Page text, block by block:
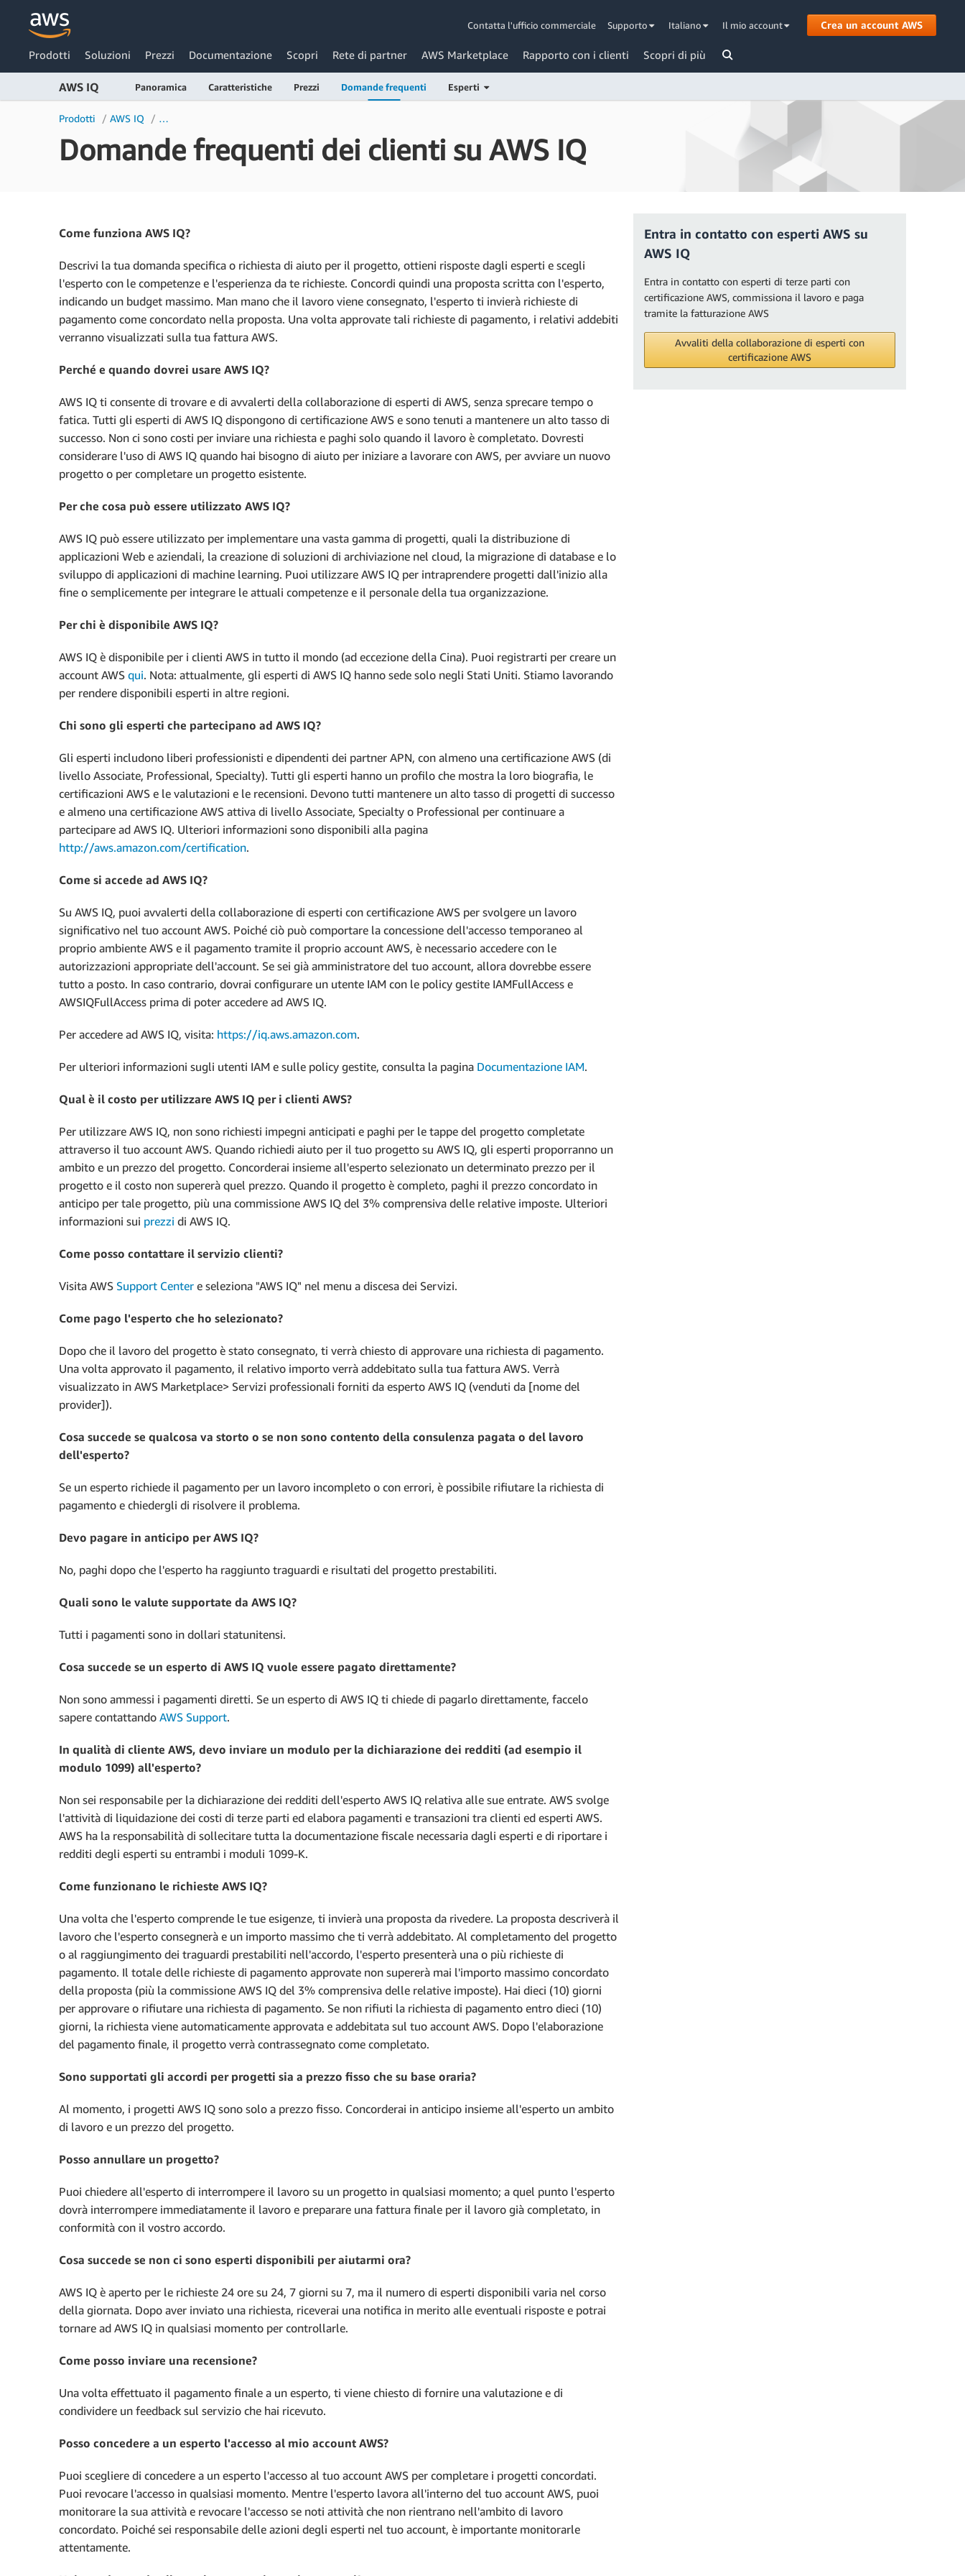
Contatta l'ufficio commerciale Supporto Italiano Il mio account Crea un account AWS
Prodotti Soluzioni Prezzi Documentazione Scopri Rete di partner AWS Marketplace Rapporto con i clienti Scopri di più
AWS IQ Panoramica Caratteristiche Prezzi Domande frequenti Esperti
Prodotti AWS IQ
Domande frequenti dei clienti su AWS IQ
Come funziona AWS IQ?
Descrivi la tua domanda specifica o richiesta di aiuto per il progetto, ottieni risposte dagli esperti e scegli
l'esperto con le competenze e l'esperienza da te richieste. Concordi quindi una proposta scritta con l'esperto,
indicando un budget massimo. Man mano che il lavoro viene consegnato, l'esperto ti invierà richieste di
pagamento come concordato nella proposta. Una volta approvate tali richieste di pagamento, i relativi addebiti
verranno visualizzati sulla tua fattura AWS.
Perché e quando dovrei usare AWS IQ?
AWS IQ ti consente di trovare e di avvalerti della collaborazione di esperti di AWS, senza sprecare tempo o
fatica. Tutti gli esperti di AWS IQ dispongono di certificazione AWS e sono tenuti a mantenere un alto tasso di
successo. Non ci sono costi per inviare una richiesta e paghi solo quando il lavoro è completato. Dovresti
considerare l'uso di AWS IQ quando hai bisogno di aiuto per iniziare a lavorare con AWS, per avviare un nuovo
progetto o per completare un progetto esistente.
Per che cosa può essere utilizzato AWS IQ?
AWS IQ può essere utilizzato per implementare una vasta gamma di progetti, quali la distribuzione di
applicazioni Web e aziendali, la creazione di soluzioni di archiviazione nel cloud, la migrazione di database e lo
sviluppo di applicazioni di machine learning. Puoi utilizzare AWS IQ per intraprendere progetti dall'inizio alla
fine o semplicemente per integrare le attuali competenze e il personale della tua organizzazione.
Per chi è disponibile AWS IQ?
AWS IQ è disponibile per i clienti AWS in tutto il mondo (ad eccezione della Cina). Puoi registrarti per creare un
account AWS qui. Nota: attualmente, gli esperti di AWS IQ hanno sede solo negli Stati Uniti. Stiamo lavorando
per rendere disponibili esperti in altre regioni.
Chi sono gli esperti che partecipano ad AWS IQ?
Gli esperti includono liberi professionisti e dipendenti dei partner APN, con almeno una certificazione AWS (di
livello Associate, Professional, Specialty). Tutti gli esperti hanno un profilo che mostra la loro biografia, le
certificazioni AWS e le valutazioni e le recensioni. Devono tutti mantenere un alto tasso di progetti di successo
e almeno una certificazione AWS attiva di livello Associate, Specialty o Professional per continuare a
partecipare ad AWS IQ. Ulteriori informazioni sono disponibili alla pagina
http://aws.amazon.com/certification.
Come si accede ad AWS IQ?
Su AWS IQ, puoi avvalerti della collaborazione di esperti con certificazione AWS per svolgere un lavoro
significativo nel tuo account AWS. Poiché ciò può comportare la concessione dell'accesso temporaneo al
proprio ambiente AWS e il pagamento tramite il proprio account AWS, è necessario accedere con le
autorizzazioni appropriate dell'account. Se sei già amministratore del tuo account, allora dovrebbe essere
tutto a posto. In caso contrario, dovrai configurare un utente IAM con le policy gestite IAMFullAccess e
AWSIQFullAccess prima di poter accedere ad AWS IQ.
Per accedere ad AWS IQ, visita: https://iq.aws.amazon.com.
Per ulteriori informazioni sugli utenti IAM e sulle policy gestite, consulta la pagina Documentazione IAM.
Qual è il costo per utilizzare AWS IQ per i clienti AWS?
Per utilizzare AWS IQ, non sono richiesti impegni anticipati e paghi per le tappe del progetto completate
attraverso il tuo account AWS. Quando richiedi aiuto per il tuo progetto su AWS IQ, gli esperti proporranno un
ambito e un prezzo del progetto. Concorderai insieme all'esperto selezionato un determinato prezzo per il
progetto e il costo non supererà quel prezzo. Quando il progetto è completo, paghi il prezzo concordato in
anticipo per tale progetto, più una commissione AWS IQ del 3% comprensiva delle relative imposte. Ulteriori
informazioni sui prezzi di AWS IQ.
Come posso contattare il servizio clienti?
Visita AWS Support Center e seleziona "AWS IQ" nel menu a discesa dei Servizi.
Come pago l'esperto che ho selezionato?
Dopo che il lavoro del progetto è stato consegnato, ti verrà chiesto di approvare una richiesta di pagamento.
Una volta approvato il pagamento, il relativo importo verrà addebitato sulla tua fattura AWS. Verrà
visualizzato in AWS Marketplace> Servizi professionali forniti da esperto AWS IQ (venduti da [nome del
provider]).
Cosa succede se qualcosa va storto o se non sono contento della consulenza pagata o del lavoro
dell'esperto?
Se un esperto richiede il pagamento per un lavoro incompleto o con errori, è possibile rifiutare la richiesta di
pagamento e chiedergli di risolvere il problema.
Devo pagare in anticipo per AWS IQ?
No, paghi dopo che l'esperto ha raggiunto traguardi e risultati del progetto prestabiliti.
Quali sono le valute supportate da AWS IQ?
Tutti i pagamenti sono in dollari statunitensi.
Cosa succede se un esperto di AWS IQ vuole essere pagato direttamente?
Non sono ammessi i pagamenti diretti. Se un esperto di AWS IQ ti chiede di pagarlo direttamente, faccelo
sapere contattando AWS Support.
In qualità di cliente AWS, devo inviare un modulo per la dichiarazione dei redditi (ad esempio il
modulo 1099) all'esperto?
Non sei responsabile per la dichiarazione dei redditi dell'esperto AWS IQ relativa alle sue entrate. AWS svolge
l'attività di liquidazione dei costi di terze parti ed elabora pagamenti e transazioni tra clienti ed esperti AWS.
AWS ha la responsabilità di sollecitare tutta la documentazione fiscale necessaria dagli esperti e di riportare i
redditi degli esperti su entrambi i moduli 1099-K.
Come funzionano le richieste AWS IQ?
Una volta che l'esperto comprende le tue esigenze, ti invierà una proposta da rivedere. La proposta descriverà il
lavoro che l'esperto consegnerà e un importo massimo che ti verrà addebitato. Al completamento del progetto
o al raggiungimento dei traguardi prestabiliti nell'accordo, l'esperto presenterà una o più richieste di
pagamento. Il totale delle richieste di pagamento approvate non supererà mai l'importo massimo concordato
della proposta (più la commissione AWS IQ del 3% comprensiva delle relative imposte). Hai dieci (10) giorni
per approvare o rifiutare una richiesta di pagamento. Se non rifiuti la richiesta di pagamento entro dieci (10)
giorni, la richiesta viene automaticamente approvata e addebitata sul tuo account AWS. Dopo l'elaborazione
del pagamento finale, il progetto verrà contrassegnato come completato.
Sono supportati gli accordi per progetti sia a prezzo fisso che su base oraria?
Al momento, i progetti AWS IQ sono solo a prezzo fisso. Concorderai in anticipo insieme all'esperto un ambito
di lavoro e un prezzo del progetto.
Posso annullare un progetto?
Puoi chiedere all'esperto di interrompere il lavoro su un progetto in qualsiasi momento; a quel punto l'esperto
dovrà interrompere immediatamente il lavoro e preparare una fattura finale per il lavoro già completato, in
conformità con il vostro accordo.
Cosa succede se non ci sono esperti disponibili per aiutarmi ora?
AWS IQ è aperto per le richieste 24 ore su 24, 7 giorni su 7, ma il numero di esperti disponibili varia nel corso
della giornata. Dopo aver inviato una richiesta, riceverai una notifica in merito alle eventuali risposte e potrai
tornare ad AWS IQ in qualsiasi momento per controllarle.
Come posso inviare una recensione?
Una volta effettuato il pagamento finale a un esperto, ti viene chiesto di fornire una valutazione e di
condividere un feedback sul servizio che hai ricevuto.
Posso concedere a un esperto l'accesso al mio account AWS?
Puoi scegliere di concedere a un esperto l'accesso al tuo account AWS per completare i progetti concordati.
Puoi revocare l'accesso in qualsiasi momento. Mentre l'esperto lavora all'interno del tuo account AWS, puoi
monitorare la sua attività e revocare l'accesso se noti attività che non rientrano nell'ambito di lavoro
concordato. Poiché sei responsabile delle azioni degli esperti nel tuo account, è importante monitorarle
attentamente.
Entra in contatto con esperti AWS su
AWS IQ
Entra in contatto con esperti di terze parti con
certificazione AWS, commissiona il lavoro e paga
tramite la fatturazione AWS
Avvaliti della collaborazione di esperti con
certificazione AWS